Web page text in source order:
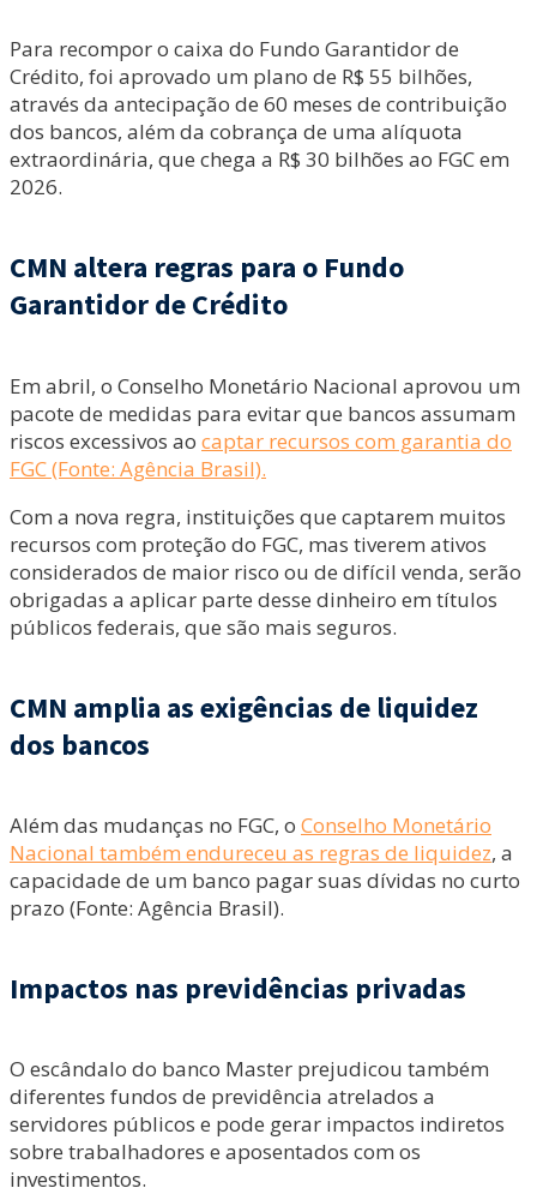
Para recompor o caixa do Fundo Garantidor de
Crédito, foi aprovado um plano de R$ 55 bilhões,
através da antecipação de 60 meses de contribuição
dos bancos, além da cobrança de uma alíquota
extraordinária, que chega a R$ 30 bilhões ao FGC em
2026.
CMN altera regras para o Fundo
Garantidor de Crédito
Em abril, o Conselho Monetário Nacional aprovou um
pacote de medidas para evitar que bancos assumam
riscos excessivos ao captar recursos com garantia do
FGC (Fonte: Agência Brasil).
Com a nova regra, instituições que captarem muitos
recursos com proteção do FGC, mas tiverem ativos
considerados de maior risco ou de difícil venda, serão
obrigadas a aplicar parte desse dinheiro em títulos
públicos federais, que são mais seguros.
CMN amplia as exigências de liquidez
dos bancos
Além das mudanças no FGC, o Conselho Monetário
Nacional também endureceu as regras de liquidez, a
capacidade de um banco pagar suas dívidas no curto
prazo (Fonte: Agência Brasil).
Impactos nas previdências privadas
O escândalo do banco Master prejudicou também
diferentes fundos de previdência atrelados a
servidores públicos e pode gerar impactos indiretos
sobre trabalhadores e aposentados com os
investimentos.